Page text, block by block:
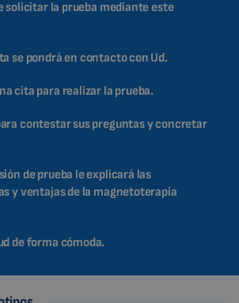
solicitar la prueba mediante este
se pondrá en contacto con Ud.
cita para realizar la prueba.
contestar sus preguntas y concretar
de prueba le explicará las
y ventajas de la magnetoterapia
de forma cómoda.